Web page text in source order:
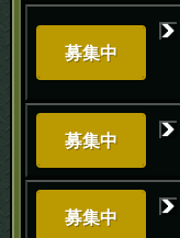
募集中
募集中
募集中